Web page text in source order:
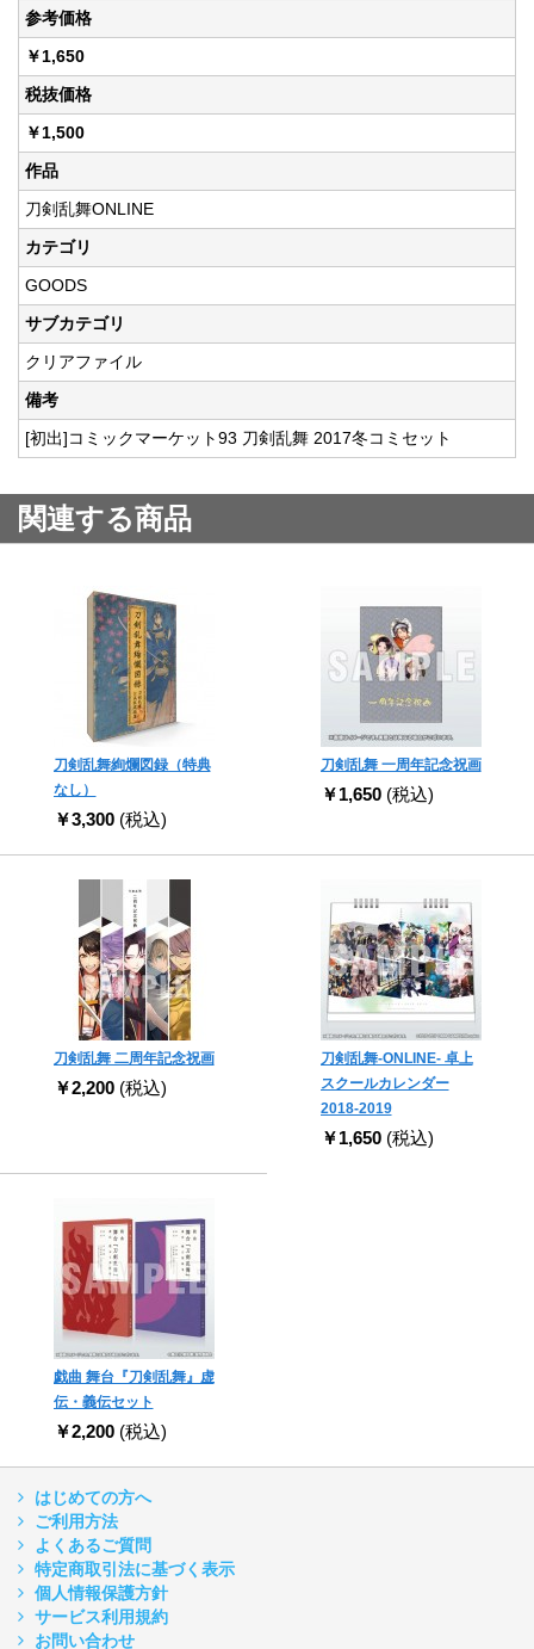
参考価格
￥1,650
税抜価格
￥1,500
作品
刀剣乱舞ONLINE
カテゴリ
GOODS
サブカテゴリ
クリアファイル
備考
[初出]コミックマーケット93 刀剣乱舞 2017冬コミセット
関連する商品
刀剣乱舞絢爛図録（特典
なし）
￥3,300 (税込)
刀剣乱舞 一周年記念祝画
￥1,650 (税込)
刀剣乱舞 二周年記念祝画
￥2,200 (税込)
刀剣乱舞-ONLINE- 卓上
スクールカレンダー
2018-2019
￥1,650 (税込)
戯曲 舞台『刀剣乱舞』虚
伝・義伝セット
￥2,200 (税込)
はじめての方へ
ご利用方法
よくあるご質問
特定商取引法に基づく表示
個人情報保護方針
サービス利用規約
お問い合わせ